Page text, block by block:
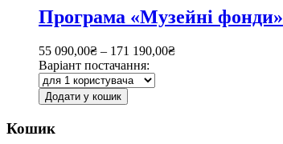
Програма «Музейні фонди»
55 090,00₴ – 171 190,00₴
Варіант постачання:
Додати у кошик
Кошик